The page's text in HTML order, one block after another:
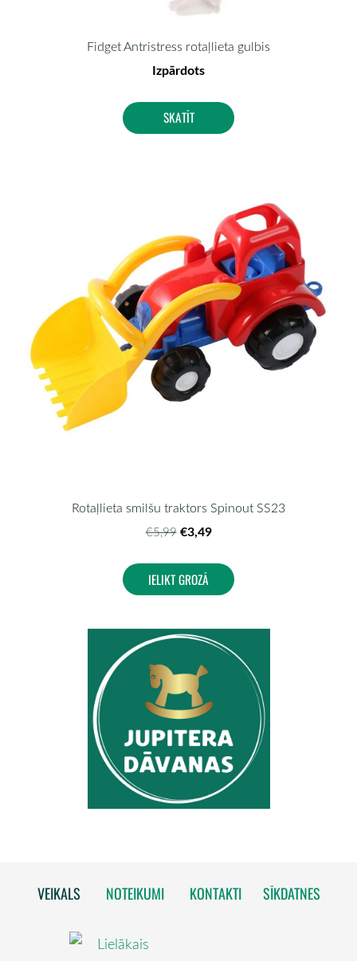
Fidget Antristress rotaļlieta gulbis
Izpārdots
SKATĪT
Rotaļlieta smilšu traktors Spinout SS23
€5,99 €3,49
IELIKT GROZĀ
VEIKALS NOTEIKUMI KONTAKTI SĪKDATNES